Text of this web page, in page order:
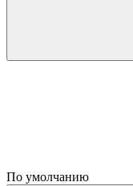
По умолчанию